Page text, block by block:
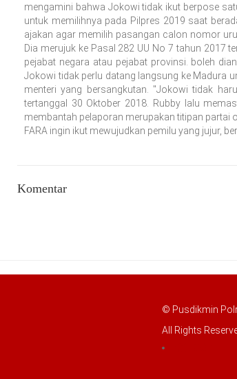
mengamini bahwa Jokowi tidak ikut berpose
untuk memilihnya pada Pilpres 2019 saat
ajakan agar memilih pasangan calon nomor
Dia merujuk ke Pasal 282 UU No 7 tahun 2017
pejabat negara atau pejabat provinsi. boleh
Jokowi tidak perlu datang langsung ke Madura
menteri yang bersangkutan. "Jokowi tidak
tertanggal 30 Oktober 2018. Rubby lalu
membantah pelaporan merupakan titipan partai
FARA ingin ikut mewujudkan pemilu yang jujur,
Komentar
© Pusdikmin
All Rights